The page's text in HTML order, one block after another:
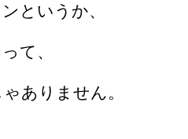
というか、
て、
ありません。